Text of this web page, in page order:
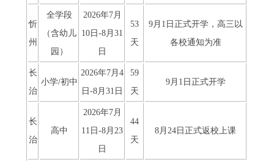
忻
州
全学段
（含幼儿
园）
2026年7月
10日-8月31
日
53
天
9月1日正式开学，高三以
各校通知为准
长
治
小学/初中
2026年7月4
日-8月31日
59
天
9月1日正式开学
长
治
高中
2026年7月
11日-8月23
日
44
天
8月24日正式返校上课